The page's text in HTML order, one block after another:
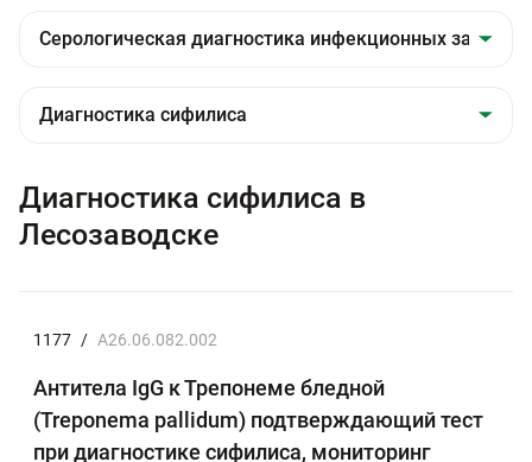
Диагностика сифилиса в
Лесозаводске
1177 / A26.06.082.002
Антитела IgG к Трепонеме бледной
(Treponema pallidum) подтверждающий тест
при диагностике сифилиса, мониторинг